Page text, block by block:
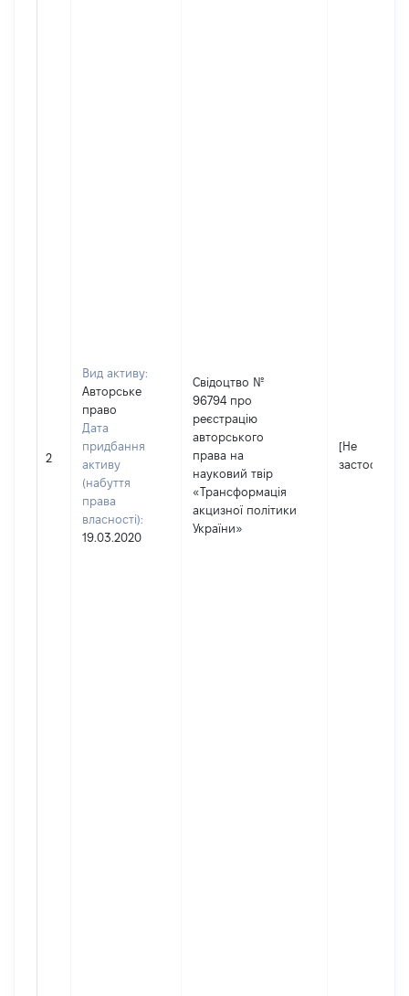
2
Вид активу:
Авторське
право
Дата
придбання
активу
(набуття
права
власності):
19.03.2020
Свідоцтво №
96794 про
реєстрацію
авторського
права на
науковий твір
«Трансформація
акцизної політики
України»
[Не